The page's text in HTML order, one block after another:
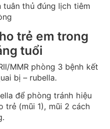
tuân thủ đúng lịch tiêm
trẻ em trong
tuổi
MMR phòng 3 bệnh kết
bị – rubella.
để phòng tránh hiệu
trẻ (mũi 1), mũi 2 cách